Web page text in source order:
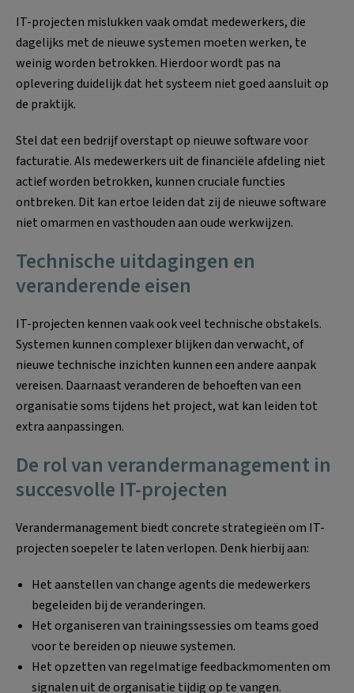
IT-projecten mislukken vaak omdat medewerkers, die
dagelijks met de nieuwe systemen moeten werken, te
weinig worden betrokken. Hierdoor wordt pas na
oplevering duidelijk dat het systeem niet goed aansluit op
de praktijk.
Stel dat een bedrijf overstapt op nieuwe software voor
facturatie. Als medewerkers uit de financiële afdeling niet
actief worden betrokken, kunnen cruciale functies
ontbreken. Dit kan ertoe leiden dat zij de nieuwe software
niet omarmen en vasthouden aan oude werkwijzen.
Technische uitdagingen en
veranderende eisen
IT-projecten kennen vaak ook veel technische obstakels.
Systemen kunnen complexer blijken dan verwacht, of
nieuwe technische inzichten kunnen een andere aanpak
vereisen. Daarnaast veranderen de behoeften van een
organisatie soms tijdens het project, wat kan leiden tot
extra aanpassingen.
De rol van verandermanagement in
succesvolle IT-projecten
Verandermanagement biedt concrete strategieën om IT-
projecten soepeler te laten verlopen. Denk hierbij aan:
Het aanstellen van change agents die medewerkers
begeleiden bij de veranderingen.
Het organiseren van trainingssessies om teams goed
voor te bereiden op nieuwe systemen.
Het opzetten van regelmatige feedbackmomenten om
signalen uit de organisatie tijdig op te vangen.